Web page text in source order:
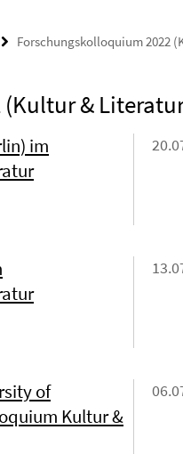
Forschungskolloquium 2022
&
im
of
Kultur &